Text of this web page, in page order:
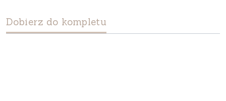
Dobierz do kompletu